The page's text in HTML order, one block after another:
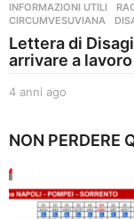
INFORMAZIONI UTILI ,
CIRCUMVESUVIANA
,
Lettera di
arrivare a
4 anni ago
n
g
o
NON PERDERE